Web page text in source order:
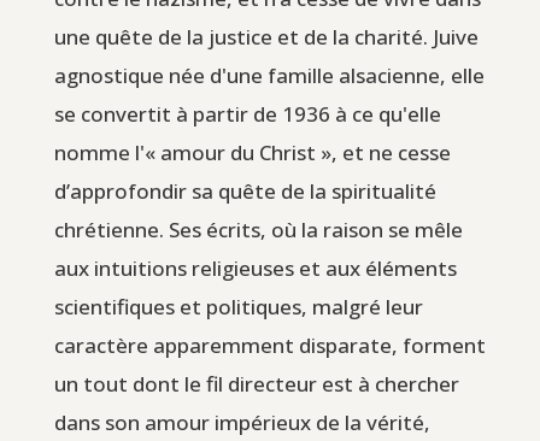
une quête de la justice et de la charité. Juive
agnostique née d'une famille alsacienne, elle
se convertit à partir de 1936 à ce qu'elle
nomme l'« amour du Christ », et ne cesse
d’approfondir sa quête de la spiritualité
chrétienne. Ses écrits, où la raison se mêle
aux intuitions religieuses et aux éléments
scientifiques et politiques, malgré leur
caractère apparemment disparate, forment
un tout dont le fil directeur est à chercher
dans son amour impérieux de la vérité,